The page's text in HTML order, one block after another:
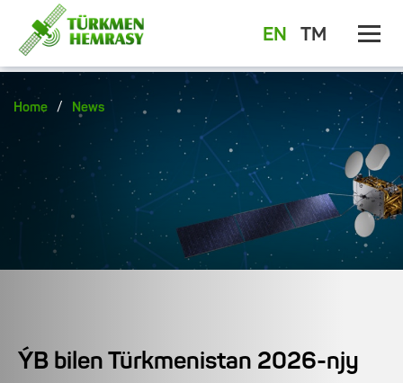
EN TM
Home / News
ÝB bilen Türkmenistan 2026-njy